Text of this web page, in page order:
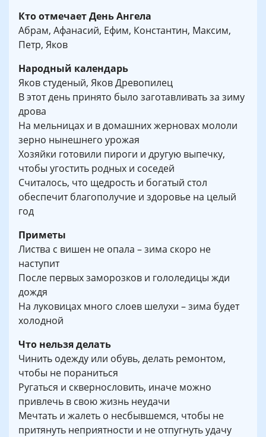
Кто отмечает День Ангела
Абрам, Афанасий, Ефим, Константин, Максим,
Петр, Яков
Народный календарь
Яков студеный, Яков Древопилец
В этот день принято было заготавливать за зиму
дрова
На мельницах и в домашних жерновах мололи
зерно нынешнего урожая
Хозяйки готовили пироги и другую выпечку,
чтобы угостить родных и соседей
Считалось, что щедрость и богатый стол
обеспечит благополучие и здоровье на целый
год
Приметы
Листва с вишен не опала – зима скоро не
наступит
После первых заморозков и гололедицы жди
дождя
На луковицах много слоев шелухи – зима будет
холодной
Что нельзя делать
Чинить одежду или обувь, делать ремонтом,
чтобы не пораниться
Ругаться и сквернословить, иначе можно
привлечь в свою жизнь неудачи
Мечтать и жалеть о несбывшемся, чтобы не
притянуть неприятности и не отпугнуть удачу